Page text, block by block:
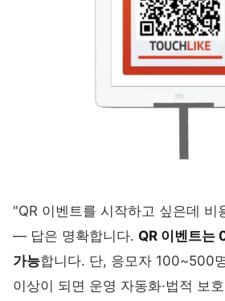
"QR 이벤트를 시작하고 싶은데 비
— 답은 명확합니다. QR 이벤트는
가능합니다. 단, 응모자 100~500
이상이 되면 운영 자동화·법적 보